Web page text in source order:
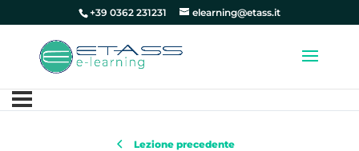
+39 0362 231231 elearning@etass.it
Lezione precedente